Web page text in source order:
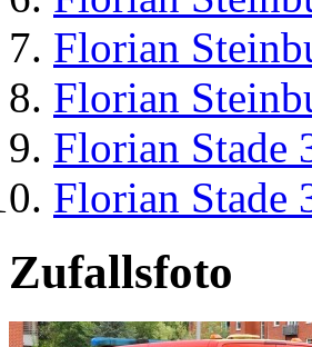
Florian
Florian
Florian Stade
Florian Stade
Zufallsfoto